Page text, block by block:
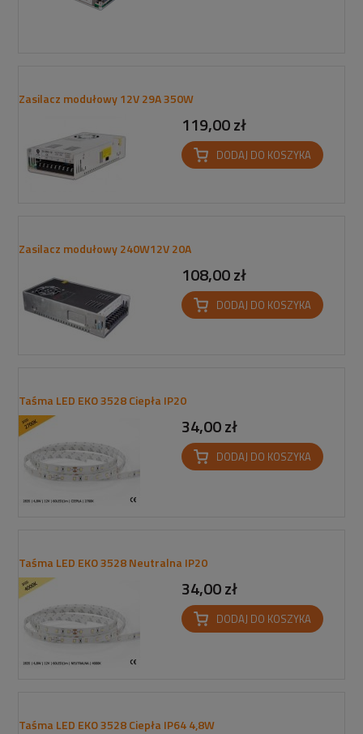
Zasilacz modułowy 12V 29A 350W
119,00 zł
DODAJ DO KOSZYKA
Zasilacz modułowy 240W12V 20A
108,00 zł
DODAJ DO KOSZYKA
Taśma LED EKO 3528 Ciepła IP20
34,00 zł
DODAJ DO KOSZYKA
Taśma LED EKO 3528 Neutralna IP20
34,00 zł
DODAJ DO KOSZYKA
Taśma LED EKO 3528 Ciepła IP64 4,8W